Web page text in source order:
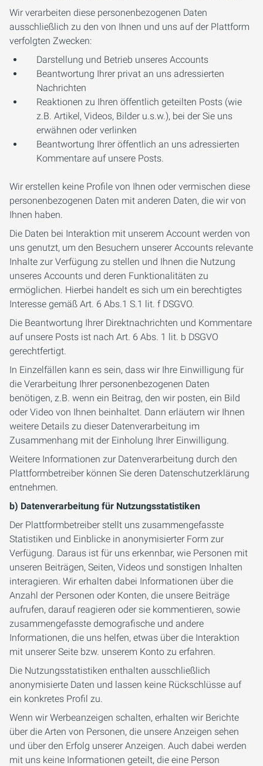
Wir verarbeiten diese personenbezogenen Daten
ausschließlich zu den von Ihnen und uns auf der Plattform
verfolgten Zwecken:
Darstellung und Betrieb unseres Accounts
Beantwortung Ihrer privat an uns adressierten
Nachrichten
Reaktionen zu Ihren öffentlich geteilten Posts (wie
z.B. Artikel, Videos, Bilder u.s.w.), bei der Sie uns
erwähnen oder verlinken
Beantwortung Ihrer öffentlich an uns adressierten
Kommentare auf unsere Posts.
Wir erstellen keine Profile von Ihnen oder vermischen diese
personenbezogenen Daten mit anderen Daten, die wir von
Ihnen haben.
Die Daten bei Interaktion mit unserem Account werden von
uns genutzt, um den Besuchern unserer Accounts relevante
Inhalte zur Verfügung zu stellen und Ihnen die Nutzung
unseres Accounts und deren Funktionalitäten zu
ermöglichen. Hierbei handelt es sich um ein berechtigtes
Interesse gemäß Art. 6 Abs.1 S.1 lit. f DSGVO.
Die Beantwortung Ihrer Direktnachrichten und Kommentare
auf unsere Posts ist nach Art. 6 Abs. 1 lit. b DSGVO
gerechtfertigt.
In Einzelfällen kann es sein, dass wir Ihre Einwilligung für
die Verarbeitung Ihrer personenbezogenen Daten
benötigen, z.B. wenn ein Beitrag, den wir posten, ein Bild
oder Video von Ihnen beinhaltet. Dann erläutern wir Ihnen
weitere Details zu dieser Datenverarbeitung im
Zusammenhang mit der Einholung Ihrer Einwilligung.
Weitere Informationen zur Datenverarbeitung durch den
Plattformbetreiber können Sie deren Datenschutzerklärung
entnehmen.
b) Datenverarbeitung für Nutzungsstatistiken
Der Plattformbetreiber stellt uns zusammengefasste
Statistiken und Einblicke in anonymisierter Form zur
Verfügung. Daraus ist für uns erkennbar, wie Personen mit
unseren Beiträgen, Seiten, Videos und sonstigen Inhalten
interagieren. Wir erhalten dabei Informationen über die
Anzahl der Personen oder Konten, die unsere Beiträge
aufrufen, darauf reagieren oder sie kommentieren, sowie
zusammengefasste demografische und andere
Informationen, die uns helfen, etwas über die Interaktion
mit unserer Seite bzw. unserem Konto zu erfahren.
Die Nutzungsstatistiken enthalten ausschließlich
anonymisierte Daten und lassen keine Rückschlüsse auf
ein konkretes Profil zu.
Wenn wir Werbeanzeigen schalten, erhalten wir Berichte
über die Arten von Personen, die unsere Anzeigen sehen
und über den Erfolg unserer Anzeigen. Auch dabei werden
mit uns keine Informationen geteilt, die eine Person